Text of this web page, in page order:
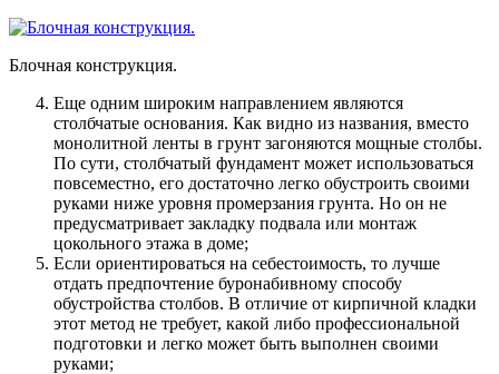
Блочная конструкция.
Еще одним широким направлением являются
столбчатые основания. Как видно из названия, вместо
монолитной ленты в грунт загоняются мощные столбы.
По сути, столбчатый фундамент может использоваться
повсеместно, его достаточно легко обустроить своими
руками ниже уровня промерзания грунта. Но он не
предусматривает закладку подвала или монтаж
цокольного этажа в доме;
Если ориентироваться на себестоимость, то лучше
отдать предпочтение буронабивному способу
обустройства столбов. В отличие от кирпичной кладки
этот метод не требует, какой либо профессиональной
подготовки и легко может быть выполнен своими
руками;